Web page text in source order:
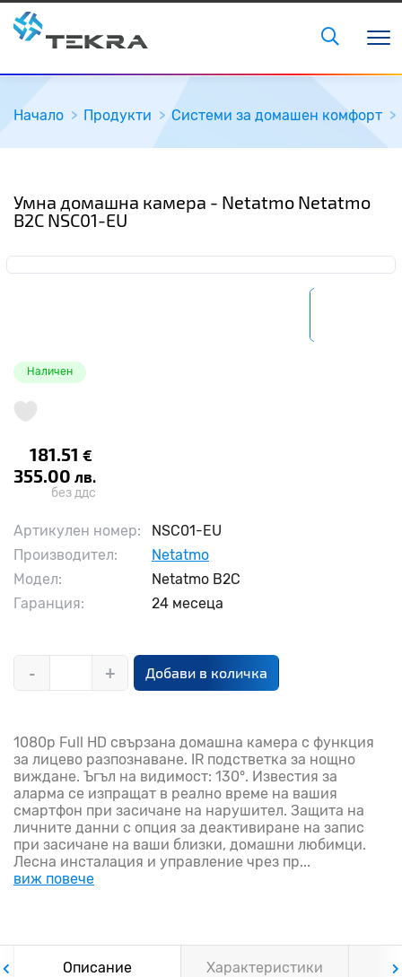
Начало Продукти Системи за домашен комфорт
Умна домашна камера - Netatmo Netatmo
B2C NSC01-EU
Наличен
181.51 €
355.00 лв.
без ддс
Артикулен номер:
NSC01-EU
Производител:
Netatmo
Модел:
Netatmo B2C
Гаранция:
24 месеца
- + Добави в количка
1080p Full HD свързана домашна камера с функция
за лицево разпознаване. IR подстветка за нощно
виждане. Ъгъл на видимост: 130°. Известия за
аларма се изпращат в реално време на вашия
смартфон при засичане на нарушител. Защита на
личните данни с опция за деактивиране на запис
при засичане на ваши близки, домашни любимци.
Лесна инсталация и управление чрез пр...
виж повече
Описание Характеристики